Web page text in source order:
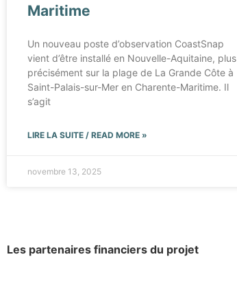
Maritime
Un nouveau poste d’observation CoastSnap
vient d’être installé en Nouvelle-Aquitaine, plus
précisément sur la plage de La Grande Côte à
Saint-Palais-sur-Mer en Charente-Maritime. Il
s’agit
LIRE LA SUITE / READ MORE »
novembre 13, 2025
Les partenaires financiers du projet